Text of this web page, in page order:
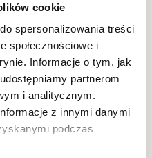
cookie
spersonalizowania treści
społecznościowe i
Informacje o tym, jak
partnerom
i analitycznym.
z innymi danymi
podczas
z